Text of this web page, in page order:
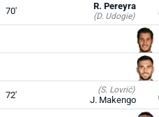
70' (D. Udogie)
R. Pereyra
72' (S. Lovrić)
J. Makengo